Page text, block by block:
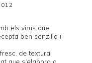
els virus que
ben senzilla i
de textura
que s'elabora a